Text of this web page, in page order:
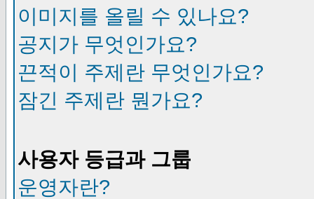
이미지를 올릴 수 있나요?
공지가 무엇인가요?
끈적이 주제란 무엇인가요?
잠긴 주제란 뭔가요?
사용자 등급과 그룹
운영자란?